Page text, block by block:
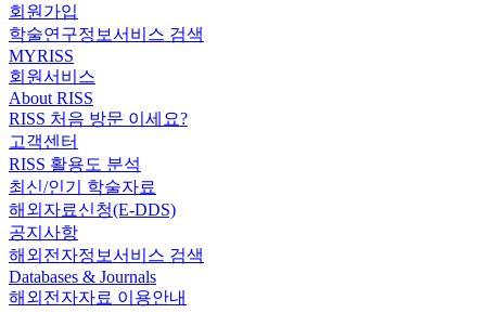
회원가입
학술연구정보서비스 검색
MYRISS
회원서비스
About RISS
RISS 처음 방문 이세요?
고객센터
RISS 활용도 분석
최신/인기 학술자료
해외자료신청(E-DDS)
공지사항
해외전자정보서비스 검색
Databases & Journals
해외전자자료 이용안내